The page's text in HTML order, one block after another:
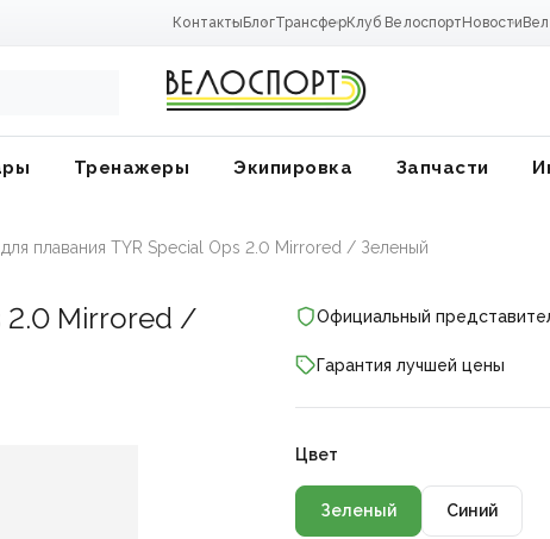
Контакты БлогТрансферКлуб Велоспорт Новости
Тренажеры Экипировка Запчасти
плавания TYR Special Ops 2.0 Mirrored / Зеленый
2.0 Mirrored /
Официальный
Гарантия лучшей цены
Цвет
Зеленый Синий